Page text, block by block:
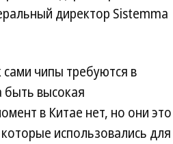
директор Sistemma
чипы требуются в
быть высокая
в Китае нет, но они это
использовались для